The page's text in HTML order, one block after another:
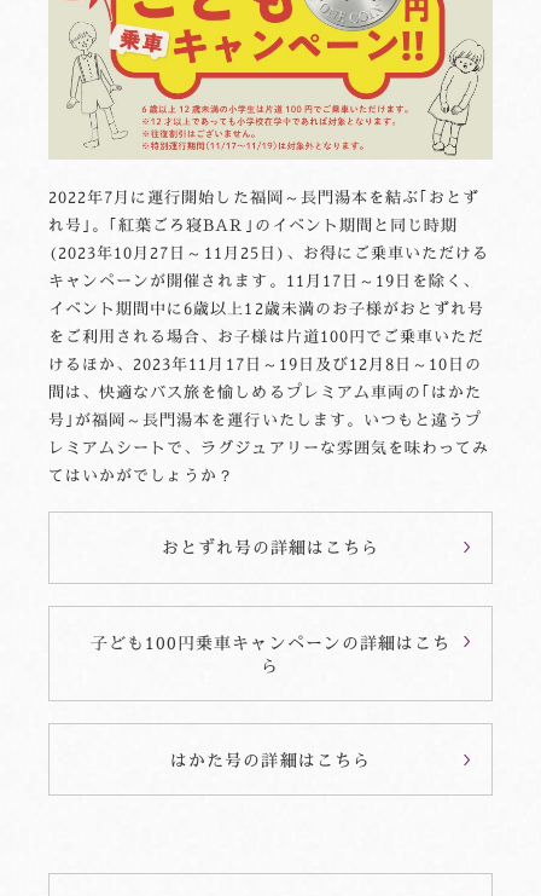
2022年7月に運行開始した福岡～長門湯本を結ぶ｢おとず
れ号｣。｢紅葉ごろ寝BAR｣のイベント期間と同じ時期
(2023年10月27日～11月25日)、お得にご乗車いただける
キャンペーンが開催されます。11月17日～19日を除く、
イベント期間中に6歳以上12歳未満のお子様がおとずれ号
をご利用される場合、お子様は片道100円でご乗車いただ
けるほか、2023年11月17日～19日及び12月8日～10日の
間は、快適なバス旅を愉しめるプレミアム車両の｢はかた
号｣が福岡～長門湯本を運行いたします。いつもと違うプ
レミアムシートで、ラグジュアリーな雰囲気を味わってみ
てはいかがでしょうか？
おとずれ号の詳細はこちら
子ども100円乗車キャンペーンの詳細はこち
ら
はかた号の詳細はこちら